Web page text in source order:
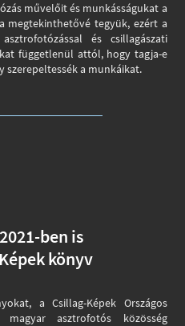
művelőit és munkásságukat a
megtekinthetővé tegyük, ezért a
és csillagászati
függetlenül attól, hogy tagja-e
szerepeltessék a munkáikat.
ben is
könyv
a Csillag-Képek Országos
asztrofotós közösség